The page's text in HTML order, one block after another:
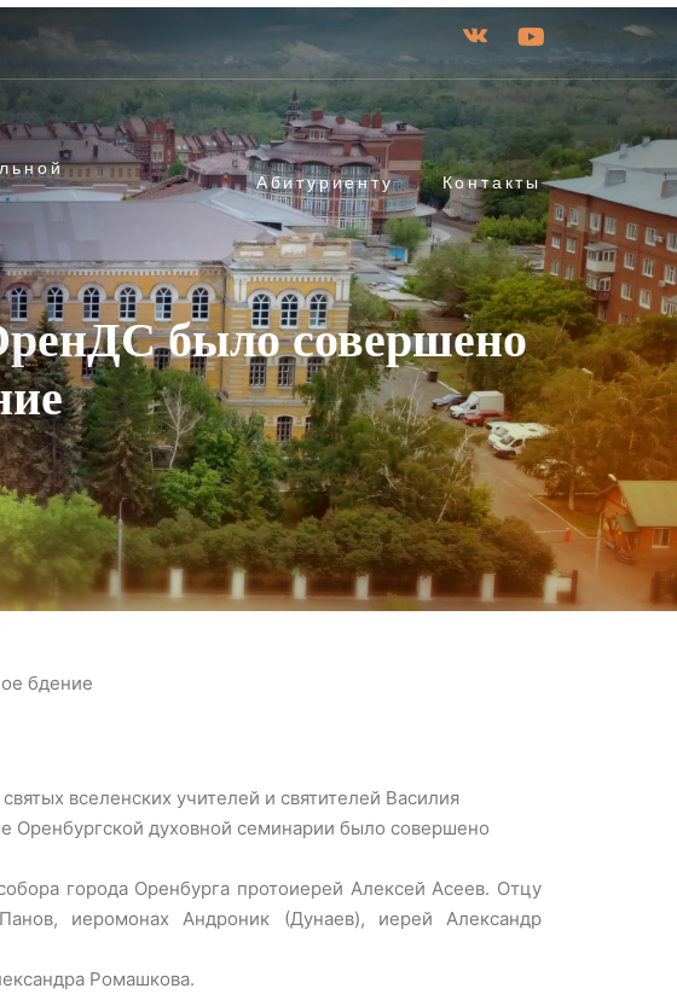
Абитуриенту Контакты
было совершено
бдение
вселенских учителей и святителей Василия
Оренбургской духовной семинарии было совершено
города Оренбурга протоиерей Алексей Асеев. Отцу
иеромонах Андроник (Дунаев), иерей Александр
Ромашкова.